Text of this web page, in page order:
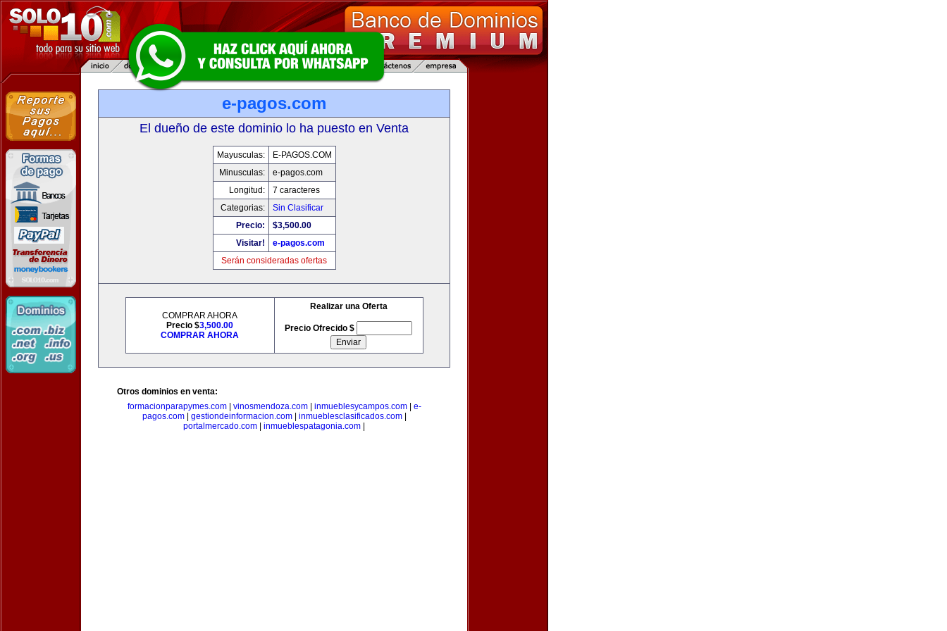
e-pagos.com
El dueño de este dominio lo ha puesto en Venta
Mayusculas:
E-PAGOS.COM
Minusculas:
e-pagos.com
Longitud:
7 caracteres
Categorias:
Sin Clasificar
Precio:
$3,500.00
Visitar!
e-pagos.com
Serán consideradas ofertas
COMPRAR AHORA
Precio $3,500.00
COMPRAR AHORA
Realizar una Oferta
Precio Ofrecido $
Otros dominios en venta:
formacionparapymes.com| vinosmendoza.com| inmueblesycampos.com| e-
pagos.com| gestiondeinformacion.com| inmueblesclasificados.com|
portalmercado.com
inmueblespatagonia.com